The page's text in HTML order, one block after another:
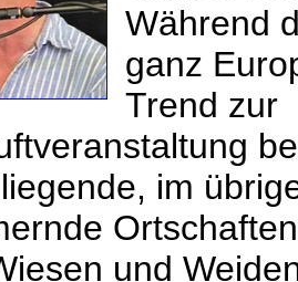
Während
ganz
Trend zur
im
und